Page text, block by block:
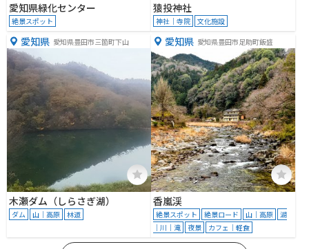
愛知県緑化センター
絶景スポット
猿投神社
神社｜寺院 文化施設
愛知県 愛知県豊田市三箇町下山
木瀬ダム（しらさぎ湖）
ダム 山｜高原 林道
愛知県 愛知県豊田市足助町飯盛
香嵐渓
絶景スポット 絶景ロード 山｜高原
湖
｜川｜滝
夜景 カフェ｜軽食